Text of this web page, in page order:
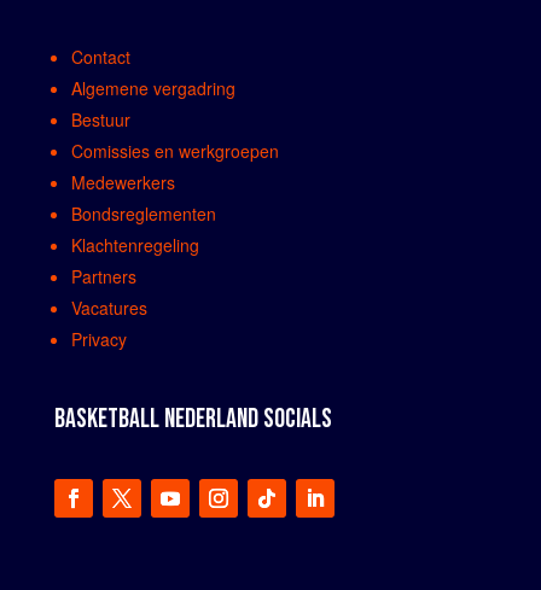
Contact
Algemene vergadring
Bestuur
Comissies en werkgroepen
Medewerkers
Bondsreglementen
Klachtenregeling
Partners
Vacatures
Privacy
BASKETBALL NEDERLAND SOCIALS